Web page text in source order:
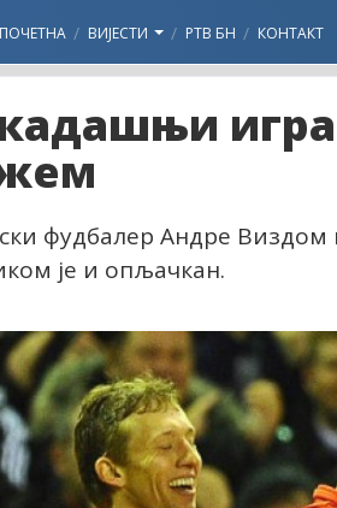
ПОЧЕТНА ВИЈЕСТИ РТВ БН КОНТАКТ
фудбалер Андре
је и опљачкан.